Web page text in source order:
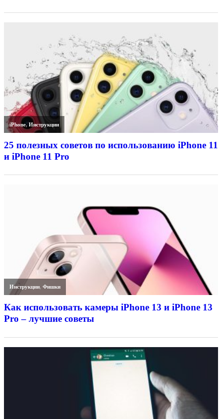
iPhone,Инструкции
25 полезных советов по использованию iPhone 11
и iPhone 11 Pro
Инструкции,Фишки
Как использовать камеры iPhone 13 и iPhone 13
Pro – лучшие советы